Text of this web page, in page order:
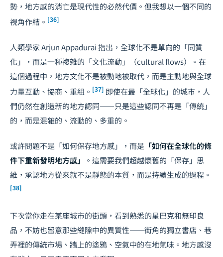
勢，地方感的消亡是現代性的必然代價。但我想以一個不同的
視角作結。 [36]
人類學家 Arjun Appadurai 指出，全球化不是單向的「同質
化」，而是一種複雜的「文化流動」（cultural flows）。在
這個過程中，地方文化不是被動地被取代，而是主動地與全球
力量互動、協商、重組。 [37] 即使在最「全球化」的城市，人
們仍然在創造新的地方認同——只是這些認同不再是「傳統」
的，而是混雜的、流動的、多重的。
或許問題不是「如何保存地方感」，而是 「如何在全球化的條
件下重新發明地方感」
。這需要我們超越懷舊的「保存」思
維，承認地方從來就不是靜態的本質，而是持續生成的過程。
[38]
下次當你走在某座城市的街頭，看到熟悉的星巴克和無印良
品，不妨也留意那些縫隙中的異質性——街角的獨立書店、巷
弄裡的傳統市場、牆上的塗鴉、空氣中的在地氣味。地方感沒